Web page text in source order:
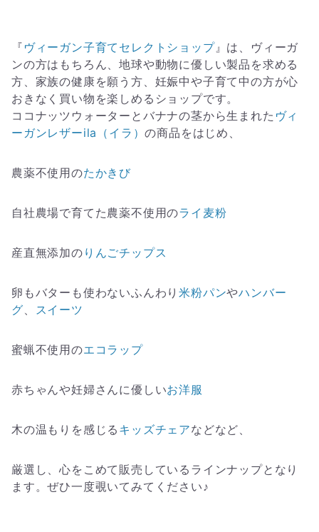
『 ヴィーガン子育てセレクトショップ』は、ヴィーガ
ンの方はもちろん、地球や動物に優しい製品を求める
方、家族の健康を願う方、妊娠中や子育て中の方が心
おきなく買い物を楽しめるショップです。
ココナッツウォーターとバナナの茎から生まれた ヴィ
ーガンレザーila（イラ）の商品をはじめ、
農薬不使用のたかきび
自社農場で育てた農薬不使用のライ麦粉
産直無添加の りんごチップス
卵もバターも使わないふんわり米粉パンやハンバー
グ、 スイーツ
蜜蝋不使用のエコラップ
赤ちゃんや妊婦さんに優しいお洋服
木の温もりを感じる キッズチェアなどなど、
厳選し、心をこめて販売しているラインナップとなり
ます。ぜひ一度覗いてみてください♪